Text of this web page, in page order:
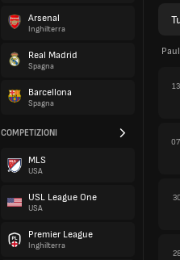
Arsenal
Inghilterra
Real Madrid
Spagna
Barcellona
Spagna
COMPETIZIONI
MLS
USA
USL League One
USA
Premier League
Inghilterra